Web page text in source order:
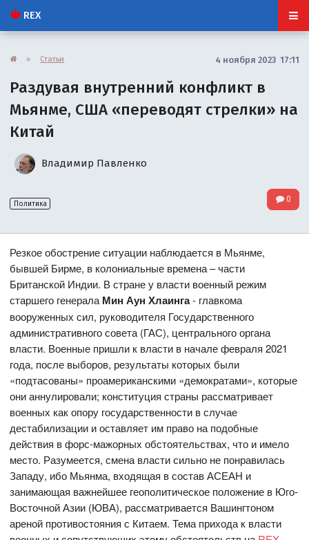
REX
» Статьи 4 ноября 2023 17:11
Раздувая внутренний конфликт в
Мьянме, США «переводят стрелки» на
Китай
Владимир Павленко
Политика 0
Резкое обострение ситуации наблюдается в Мьянме,
бывшей Бирме, в колониальные времена – части
Британской Индии. В стране у власти военный режим
старшего генералаМин Аун Хлаинга- главкома
вооруженных сил, руководителя Государственного
административного совета (ГАС), центрального органа
власти. Военные пришли к власти в начале февраля 2021
года, после выборов, результаты которых были
«подтасованы» проамериканскими «демократами», которые
они аннулировали; конституция страны рассматривает
военных как опору государственности в случае
дестабилизации и оставляет им право на подобные
действия в форс-мажорных обстоятельствах, что и имело
место. Разумеется, смена власти сильно не понравилась
Западу, ибо Мьянма, входящая в состав АСЕАН и
занимающая важнейшее геополитическое положение в Юго-
Восточной Азии (ЮВА), рассматривается Вашингтоном
ареной противостояния с Китаем. Тема прихода к власти